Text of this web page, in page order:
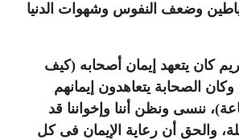
وضعف النفوس وشهوات الدنيا
كان يتعهد إيمان أصحابه (كيف
الصحابة يتعاهدون إيمانهم
ننسى ونظن أننا وإخواننا قد
والحق أن رعاية الإيمان فى كل